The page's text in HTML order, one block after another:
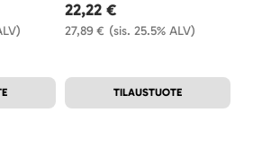
(sis. 25.5% ALV)
27,89 €
22,22 €
TILAUSTUOTE